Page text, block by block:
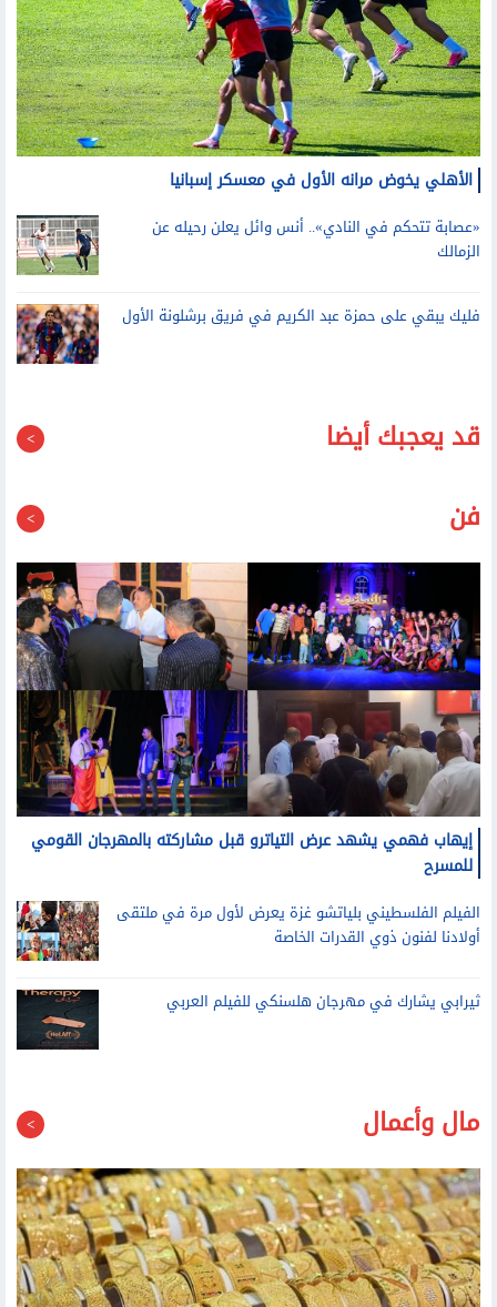
الأهلي يخوض مرانه الأول في معسكر إسبانيا
«عصابة تتحكم في النادي».. أنس وائل يعلن رحيله عن
الزمالك
فليك يبقي على حمزة عبد الكريم في فريق برشلونة الأول
قد يعجبك أيضا
فن
إيهاب فهمي يشهد عرض التياترو قبل مشاركته بالمهرجان القومي
للمسرح
الفيلم الفلسطيني بلياتشو غزة يعرض لأول مرة في ملتقى
أولادنا لفنون ذوي القدرات الخاصة
ثيرابي يشارك في مهرجان هلسنكي للفيلم العربي
مال وأعمال